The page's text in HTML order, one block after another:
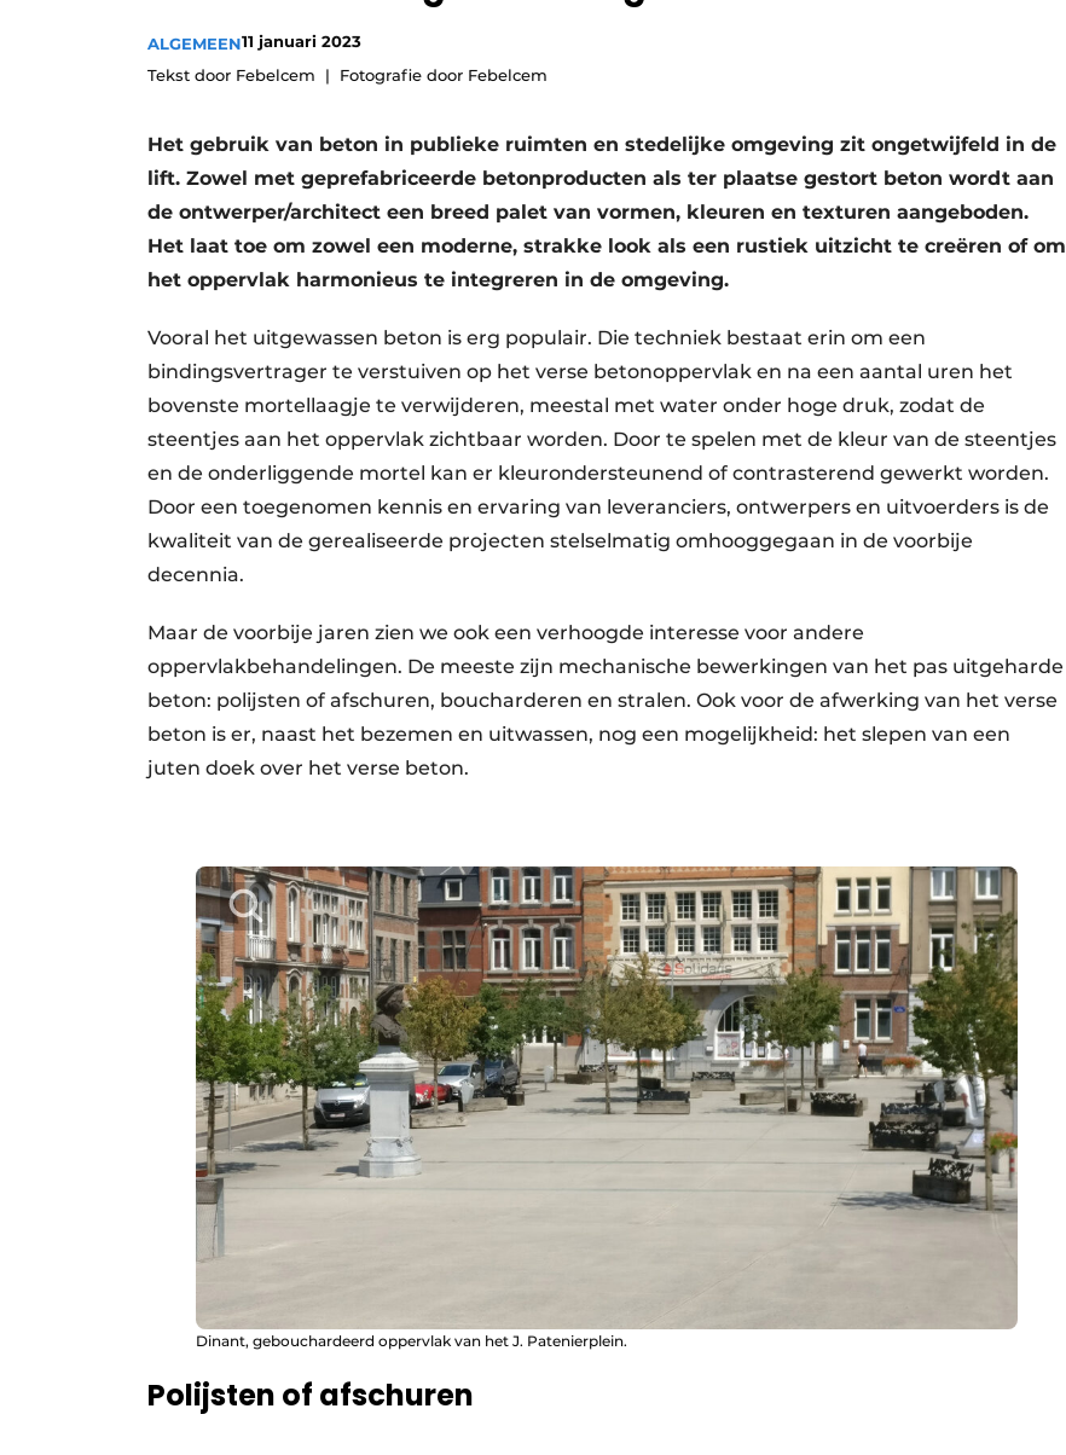
Video’s
ALGEMEEN11 januari 2023
Tekst door Febelcem
Fotografie door Febelcem
​Het gebruik van beton in publieke ruimten en stedelijke omgeving zit ongetwijfeld in de
lift. Zowel met geprefabriceerde betonproducten als ter plaatse gestort beton wordt aan
de ontwerper/architect een breed palet van vormen, kleuren en texturen aangeboden.
Het laat toe om zowel een moderne, strakke look als een rustiek uitzicht te creëren of om
het oppervlak harmonieus te integreren in de omgeving.
Vooral het uitgewassen beton is erg populair. Die techniek bestaat erin om een
bindingsvertrager te verstuiven op het verse betonoppervlak en na een aantal uren het
bovenste mortellaagje te verwijderen, meestal met water onder hoge druk, zodat de
steentjes aan het oppervlak zichtbaar worden. Door te spelen met de kleur van de steentjes
en de onderliggende mortel kan er kleurondersteunend of contrasterend gewerkt worden.
Door een toegenomen kennis en ervaring van leveranciers, ontwerpers en uitvoerders is de
kwaliteit van de gerealiseerde projecten stelselmatig omhooggegaan in de voorbije
decennia.
Maar de voorbije jaren zien we ook een verhoogde interesse voor andere
oppervlakbehandelingen. De meeste zijn mechanische bewerkingen van het pas uitgeharde
beton: polijsten of afschuren, boucharderen en stralen. Ook voor de afwerking van het verse
beton is er, naast het bezemen en uitwassen, nog een mogelijkheid: het slepen van een
juten doek over het verse beton.
Dinant, gebouchardeerd oppervlak van het J. Patenierplein.
Polijsten of afschuren